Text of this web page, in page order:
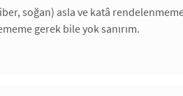
soğan) asla ve katâ
gerek bile yok sanırım.